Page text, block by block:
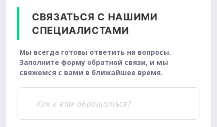
СВЯЗАТЬСЯ С НАШИМИ
СПЕЦИАЛИСТАМИ
Мы всегда готовы ответить на вопросы.
Заполните форму обратной связи, и мы
свяжемся с вами в ближайшее время.